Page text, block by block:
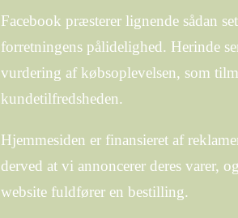
Facebook præsterer lignende sådan
forretningens pålidelighed. Herinde
vurdering af købsoplevelsen, som
kundetilfredsheden.
Hjemmesiden er finansieret af
derved at vi annoncerer deres varer,
website fuldfører en bestilling.